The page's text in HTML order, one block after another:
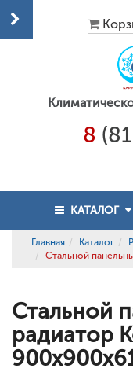
8
КАТАЛОГ
Главная Каталог
Стальной
Стальной
радиатор